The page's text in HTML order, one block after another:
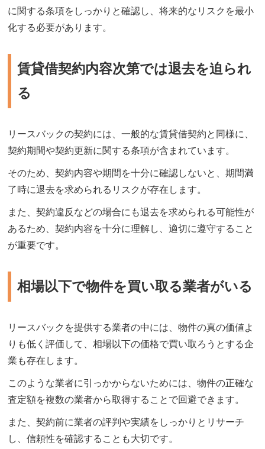
に関する条項をしっかりと確認し、将来的なリスクを最小
化する必要があります。
賃貸借契約内容次第では退去を迫られ
る
リースバックの契約には、一般的な賃貸借契約と同様に、
契約期間や契約更新に関する条項が含まれています。
そのため、契約内容や期間を十分に確認しないと、期間満
了時に退去を求められるリスクが存在します。
また、契約違反などの場合にも退去を求められる可能性が
あるため、契約内容を十分に理解し、適切に遵守すること
が重要です。
相場以下で物件を買い取る業者がいる
リースバックを提供する業者の中には、物件の真の価値よ
りも低く評価して、相場以下の価格で買い取ろうとする企
業も存在します。
このような業者に引っかからないためには、物件の正確な
査定額を複数の業者から取得することで回避できます。
また、契約前に業者の評判や実績をしっかりとリサーチ
し、信頼性を確認することも大切です。